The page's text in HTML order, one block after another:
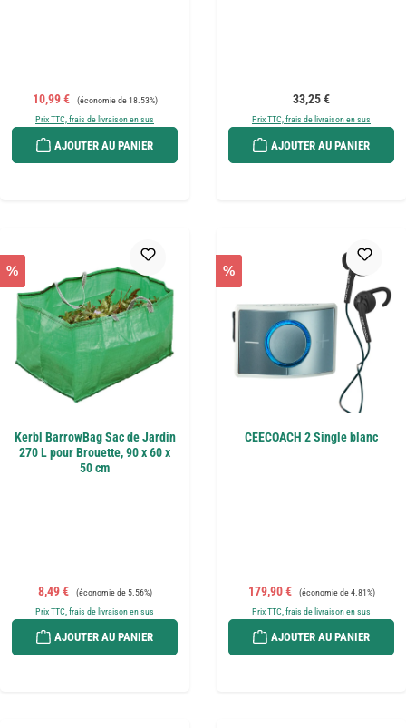
Prix de vente :
10,99 € Prix régulier :
(économie de 18.53%)
Prix TTC, frais de livraison en sus
AJOUTER AU PANIER
Prix régulier :
33,25 €
Prix TTC, frais de livraison en sus
AJOUTER AU PANIER
%
Kerbl BarrowBag Sac de Jardin
270 L pour Brouette, 90 x 60 x
50 cm
Prix de vente :
8,49 € Prix régulier :
(économie de 5.56%)
Prix TTC, frais de livraison en sus
AJOUTER AU PANIER
%
CEECOACH 2 Single blanc
Prix de vente :
179,90 € Prix régulier :
(économie de 4.81%)
Prix TTC, frais de livraison en sus
AJOUTER AU PANIER